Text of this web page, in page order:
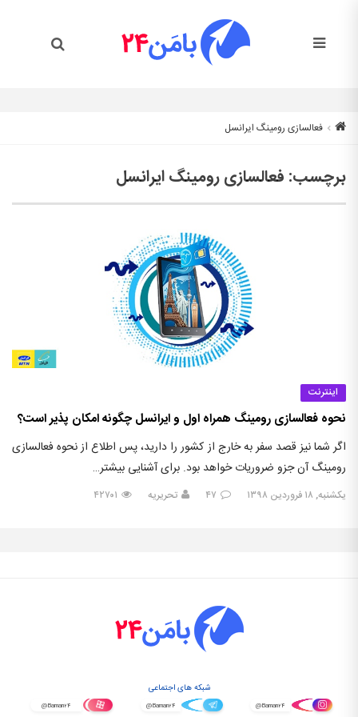
فعالسازی رومینگ ایرانسل
برچسب: فعالسازی رومینگ ایرانسل
اینترنت
نحوه فعالسازی رومینگ همراه اول و ایرانسل چگونه امکان پذیر است؟
اگر شما نیز قصد سفر به خارج از کشور را دارید، پس اطلاع از نحوه فعالسازی
رومینگ آن جزو ضروریات خواهد بود. برای آشنایی بیشتر…
یکشنبه, ۱۸ فروردین ۱۳۹۸ ۴۷ تحریریه ۴۲۷۰۱
شبکه های اجتماعی
@Baman۲۴ @Baman۲۴ @Baman۲۴